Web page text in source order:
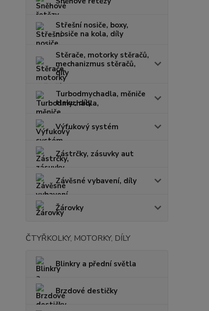
Střešní nosiče, boxy,
nosiče na kola, díly
Stěrače, motorky stěračů,
mechanizmus stěračů,
díly
Turbodmychadla, měniče
tlaku, díly
Výfukový systém
Zástrčky, zásuvky aut
Závěsné vybavení, díly
Žárovky
ČTYŘKOLKY, MOTORKY, DÍLY
Blinkry a přední světla
Brzdové destičky